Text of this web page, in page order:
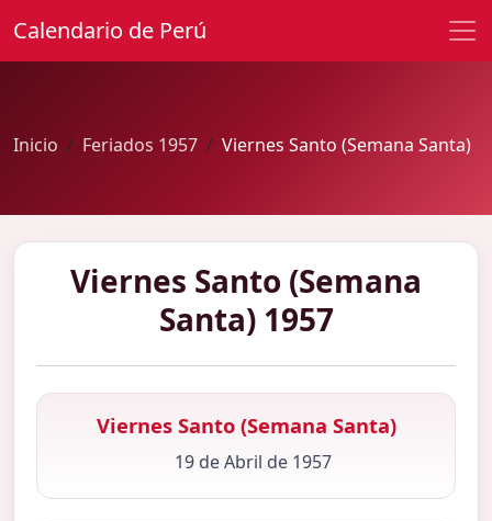
Calendario de Perú
Inicio Feriados 1957 Viernes Santo (Semana Santa)
Viernes Santo (Semana
Santa) 1957
Viernes Santo (Semana Santa)
19 de Abril de 1957